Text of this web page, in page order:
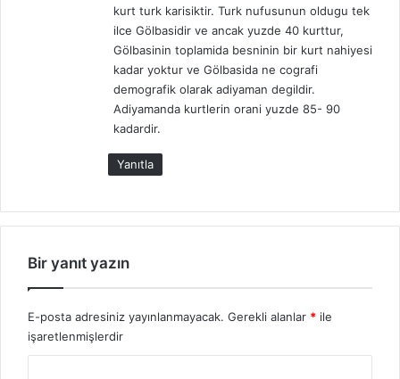
kurt turk karisiktir. Turk nufusunun oldugu tek
ilce Gölbasidir ve ancak yuzde 40 kurttur,
Gölbasinin toplamida besninin bir kurt nahiyesi
kadar yoktur ve Gölbasida ne cografi
demografik olarak adiyaman degildir.
Adiyamanda kurtlerin orani yuzde 85- 90
kadardir.
Yanıtla
Bir yanıt yazın
E-posta adresiniz yayınlanmayacak. Gerekli alanlar * ile
işaretlenmişlerdir